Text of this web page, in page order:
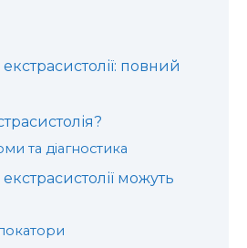
екстрасистолії: повний
та діагностика
екстрасистолії можуть